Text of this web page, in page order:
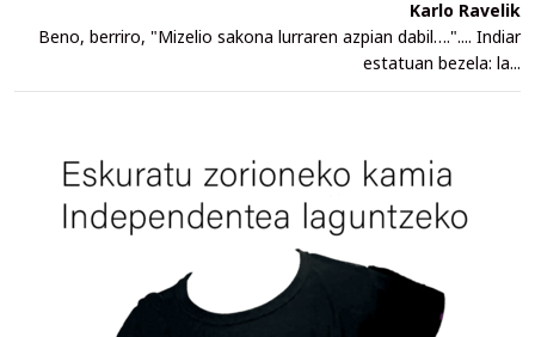
Karlo Ravelik
Beno, berriro, "Mizelio sakona lurraren azpian dabil….".... Indiar
estatuan bezela: la...